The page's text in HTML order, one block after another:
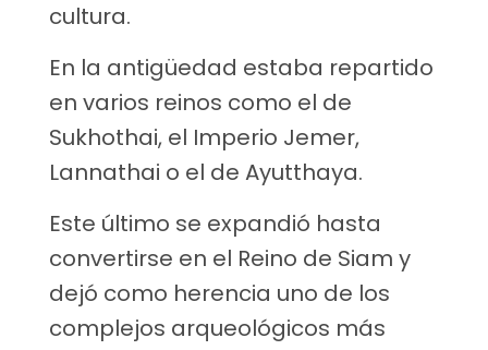
cultura.
En la antigüedad estaba repartido
en varios reinos como el de
Sukhothai, el Imperio Jemer,
Lannathai o el de Ayutthaya.
Este último se expandió hasta
convertirse en el Reino de Siam y
dejó como herencia uno de los
complejos arqueológicos más